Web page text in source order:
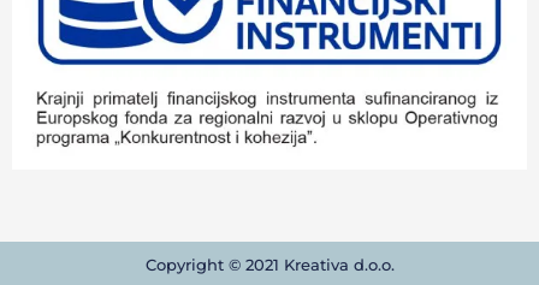
Copyright © 2021 Kreativa d.o.o.